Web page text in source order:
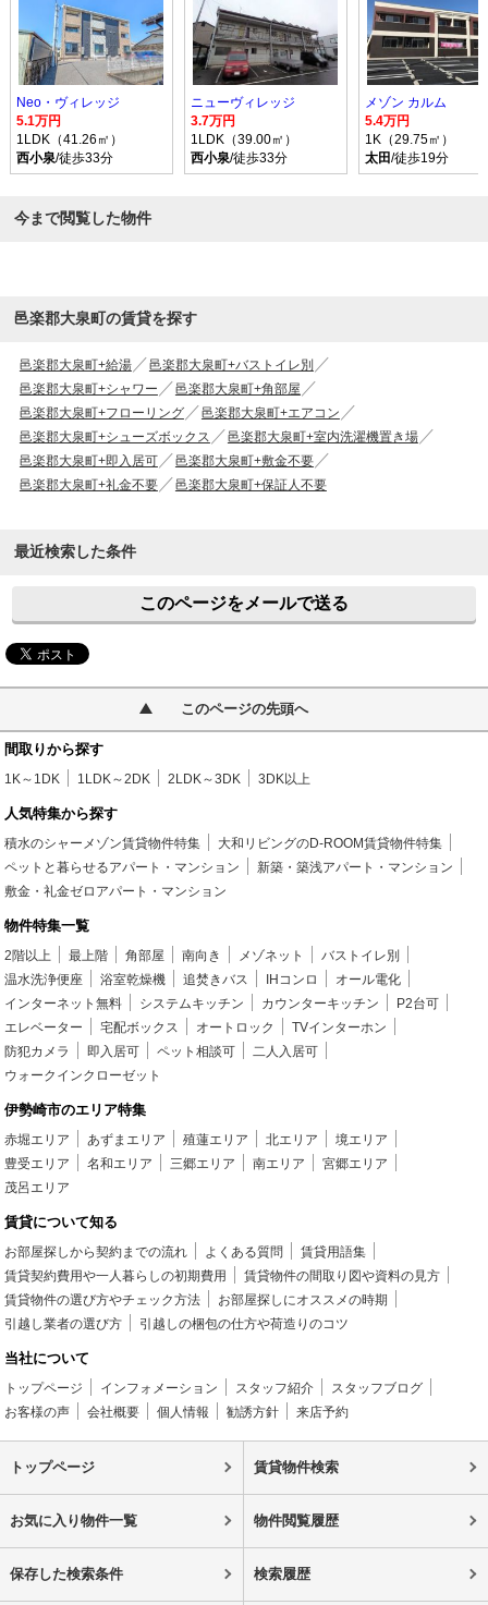
Neo・ヴィレッジ
5.1万円
1LDK（41.26㎡）
西小泉/徒歩33分
ニューヴィレッジ
3.7万円
1LDK（39.00㎡）
西小泉/徒歩33分
メゾン カルム
5.4万円
1K（29.75㎡）
太田/徒歩19分
今まで閲覧した物件
邑楽郡大泉町の賃貸を探す
邑楽郡大泉町+給湯
邑楽郡大泉町+バストイレ別
邑楽郡大泉町+シャワー
邑楽郡大泉町+角部屋
邑楽郡大泉町+フローリング
邑楽郡大泉町+エアコン
邑楽郡大泉町+シューズボックス
邑楽郡大泉町+室内洗濯機置き場
邑楽郡大泉町+即入居可
邑楽郡大泉町+敷金不要
邑楽郡大泉町+礼金不要
邑楽郡大泉町+保証人不要
最近検索した条件
このページをメールで送る
このページの先頭へ
間取りから探す
1K～1DK 1LDK～2DK 2LDK～3DK 3DK以上
人気特集から探す
積水のシャーメゾン賃貸物件特集
大和リビングのD-ROOM賃貸物件特集
ペットと暮らせるアパート・マンション
新築・築浅アパート・マンション
敷金・礼金ゼロアパート・マンション
物件特集一覧
2階以上 最上階 角部屋 南向き メゾネット
バストイレ別
温水洗浄便座
浴室乾燥機 追焚きバス IHコンロ
オール電化
インターネット無料
システムキッチン カウンターキッチン
P2台可
エレベーター
宅配ボックス オートロック
TVインターホン
防犯カメラ
即入居可 ペット相談可
二人入居可
ウォークインクローゼット
伊勢崎市のエリア特集
赤堀エリア あずまエリア 殖蓮エリア 北エリア
境エリア
豊受エリア
名和エリア 三郷エリア 南エリア
宮郷エリア
茂呂エリア
賃貸について知る
お部屋探しから契約までの流れ よくある質問
賃貸用語集
賃貸契約費用や一人暮らしの初期費用
賃貸物件の間取り図や資料の見方
賃貸物件の選び方やチェック方法
お部屋探しにオススメの時期
引越し業者の選び方
引越しの梱包の仕方や荷造りのコツ
当社について
トップページ インフォメーション スタッフ紹介
スタッフブログ
お客様の声
会社概要 個人情報 勧誘方針 来店予約
トップページ 賃貸物件検索
お気に入り物件一覧 物件閲覧履歴
保存した検索条件 検索履歴